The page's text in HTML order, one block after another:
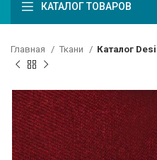
КАТАЛОГ ТОВАРОВ
Главная Ткани Каталог